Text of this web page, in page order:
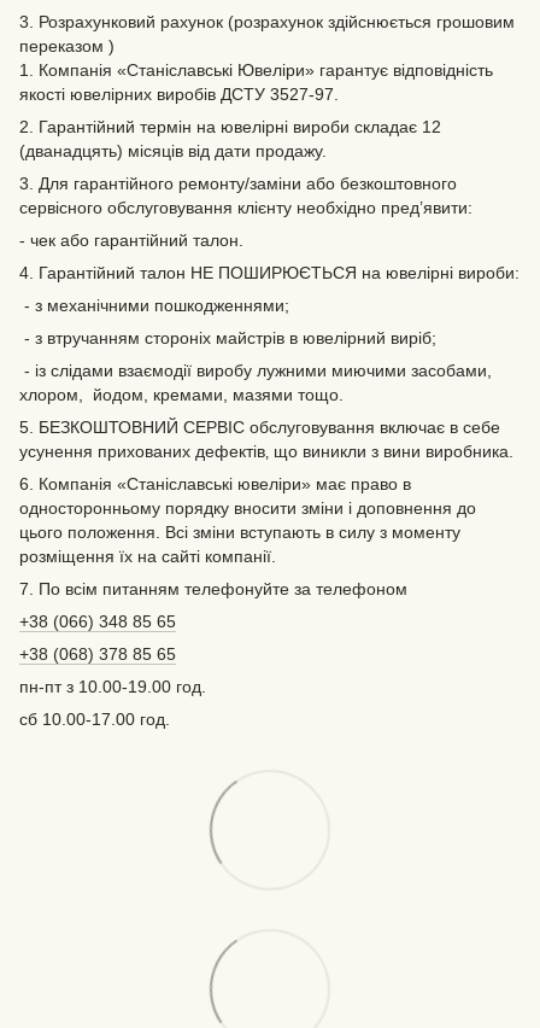
3. Розрахунковий рахунок (розрахунок здійснюється грошовим
переказом )
1. Компанія «Станіславські Ювеліри» гарантує відповідність
якості ювелірних виробів ДСТУ 3527-97.
2. Гарантійний термін на ювелірні вироби складає 12
(дванадцять) місяців від дати продажу.
3. Для гарантійного ремонту/заміни або безкоштовного
сервісного обслуговування клієнту необхідно пред’явити:
- чек або гарантійний талон.
4. Гарантійний талон НЕ ПОШИРЮЄТЬСЯ на ювелірні вироби:
- з механічними пошкодженнями;
- з втручанням стороніх майстрів в ювелірний виріб;
- із слідами взаємодії виробу лужними миючими засобами,
хлором, йодом, кремами, мазями тощо.
5. БЕЗКОШТОВНИЙ СЕРВІС обслуговування включає в себе
усунення прихованих дефектів‚ що виникли з вини виробника.
6. Компанія «Станіславські ювеліри» має право в
односторонньому порядку вносити зміни і доповнення до
цього положення. Всі зміни вступають в силу з моменту
розміщення їх на сайті компанії.
7. По всім питанням телефонуйте за телефоном
+38 (066) 348 85 65
+38 (068) 378 85 65
пн-пт з 10.00-19.00 год.
сб 10.00-17.00 год.